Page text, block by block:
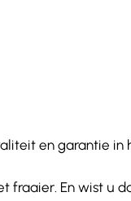
en garantie in
fraaier. En wist u